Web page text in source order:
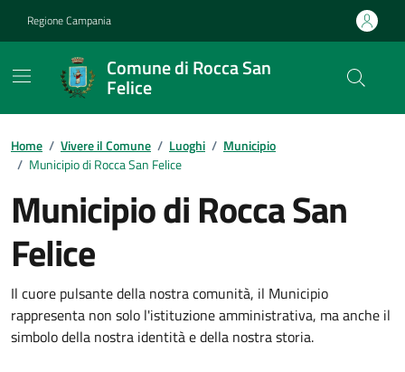
Regione Campania
Comune di Rocca San
Felice
Home / Vivere il Comune / Luoghi / Municipio
/ Municipio di Rocca San Felice
Municipio di Rocca San
Felice
Il cuore pulsante della nostra comunità, il Municipio
rappresenta non solo l'istituzione amministrativa, ma anche il
simbolo della nostra identità e della nostra storia.